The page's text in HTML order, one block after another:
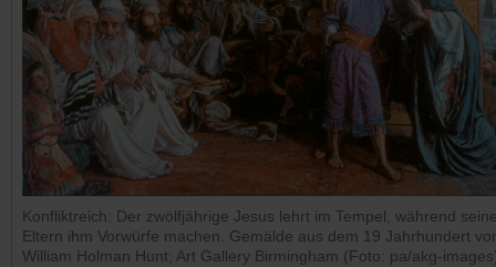
Konfliktreich: Der zwölfjährige Jesus lehrt im Tempel, während
Eltern ihm Vorwürfe machen. Gemälde aus dem 19 Jahrhundert
William Holman Hunt; Art Gallery Birmingham (Foto: pa/akg-